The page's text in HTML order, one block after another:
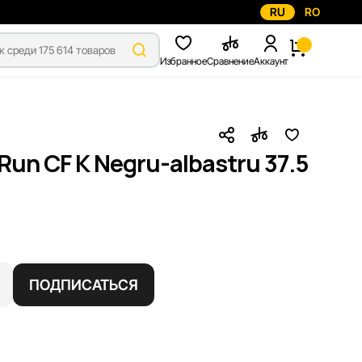
RU RO
ИзбранноеСравнениеАккаунт
CF K Negru-albastru 37.5
ПОДПИСАТЬСЯ